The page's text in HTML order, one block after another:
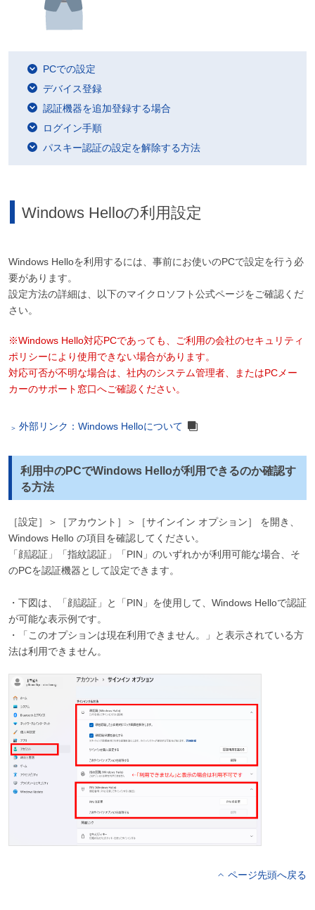
PCでの設定
デバイス登録
認証機器を追加登録する場合
ログイン手順
パスキー認証の設定を解除する方法
Windows Helloの利用設定
Windows Helloを利用するには、事前にお使いのPCで設定を行う必
要があります。
設定方法の詳細は、以下のマイクロソフト公式ページをご確認くだ
さい。
※Windows Hello対応PCであっても、ご利用の会社のセキュリティ
ポリシーにより使用できない場合があります。
対応可否が不明な場合は、社内のシステム管理者、またはPCメー
カーのサポート窓口へご確認ください。
外部リンク：Windows Helloについて
利用中のPCでWindows Helloが利用できるのか確認す
る方法
［設定］＞［アカウント］＞［サインイン オプション］ を開き、
Windows Hello の項目を確認してください。
「顔認証」「指紋認証」「PIN」のいずれかが利用可能な場合、そ
のPCを認証機器として設定できます。
・下図は、「顔認証」と「PIN」を使用して、Windows Helloで認証
が可能な表示例です。
・「このオプションは現在利用できません。」と表示されている方
法は利用できません。
ページ先頭へ戻る